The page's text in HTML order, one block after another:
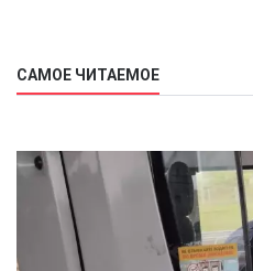
САМОЕ ЧИТАЕМОЕ